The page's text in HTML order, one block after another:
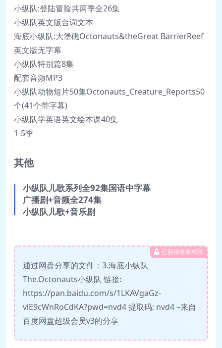
小纵队:登陆冒险共两季全26集
小纵队英文版台词文本
海底小纵队:大堡礁Octonauts&theGreat BarrierReef
英文版无字幕
小纵队特别篇8集
配套音频MP3
小纵队动物短片50集Octonauts_Creature_Reports50
个(41个带字幕)
小纵队学英语英文绘本课40集
1-5季
其他
小纵队儿歌系列全92集国语中字幕
广播剧+音频全274集
小纵队儿歌+音乐剧
已获得查看权限
通过网盘分享的文件：3.海底小纵队
The.Octonauts小纵队 链接:
https://pan.baidu.com/s/1LKAVgaGz-
vlE9cWnRoCdKA?pwd=nvd4 提取码: nvd4 –来自
百度网盘超级会员v3的分享